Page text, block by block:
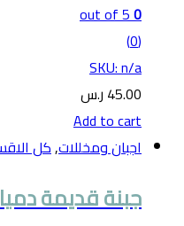
0
out of 5
(0)
SKU: n/a
45.00 ر.س
Add to cart
اجبان ومخللات,كل
جبنة قديمة